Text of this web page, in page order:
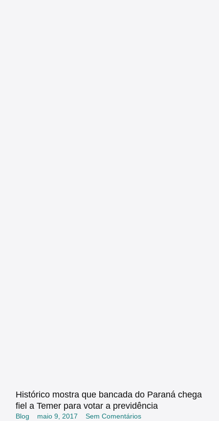
Histórico mostra que bancada do Paraná chega
fiel a Temer para votar a previdência
Blog maio 9, 2017 Sem Comentários